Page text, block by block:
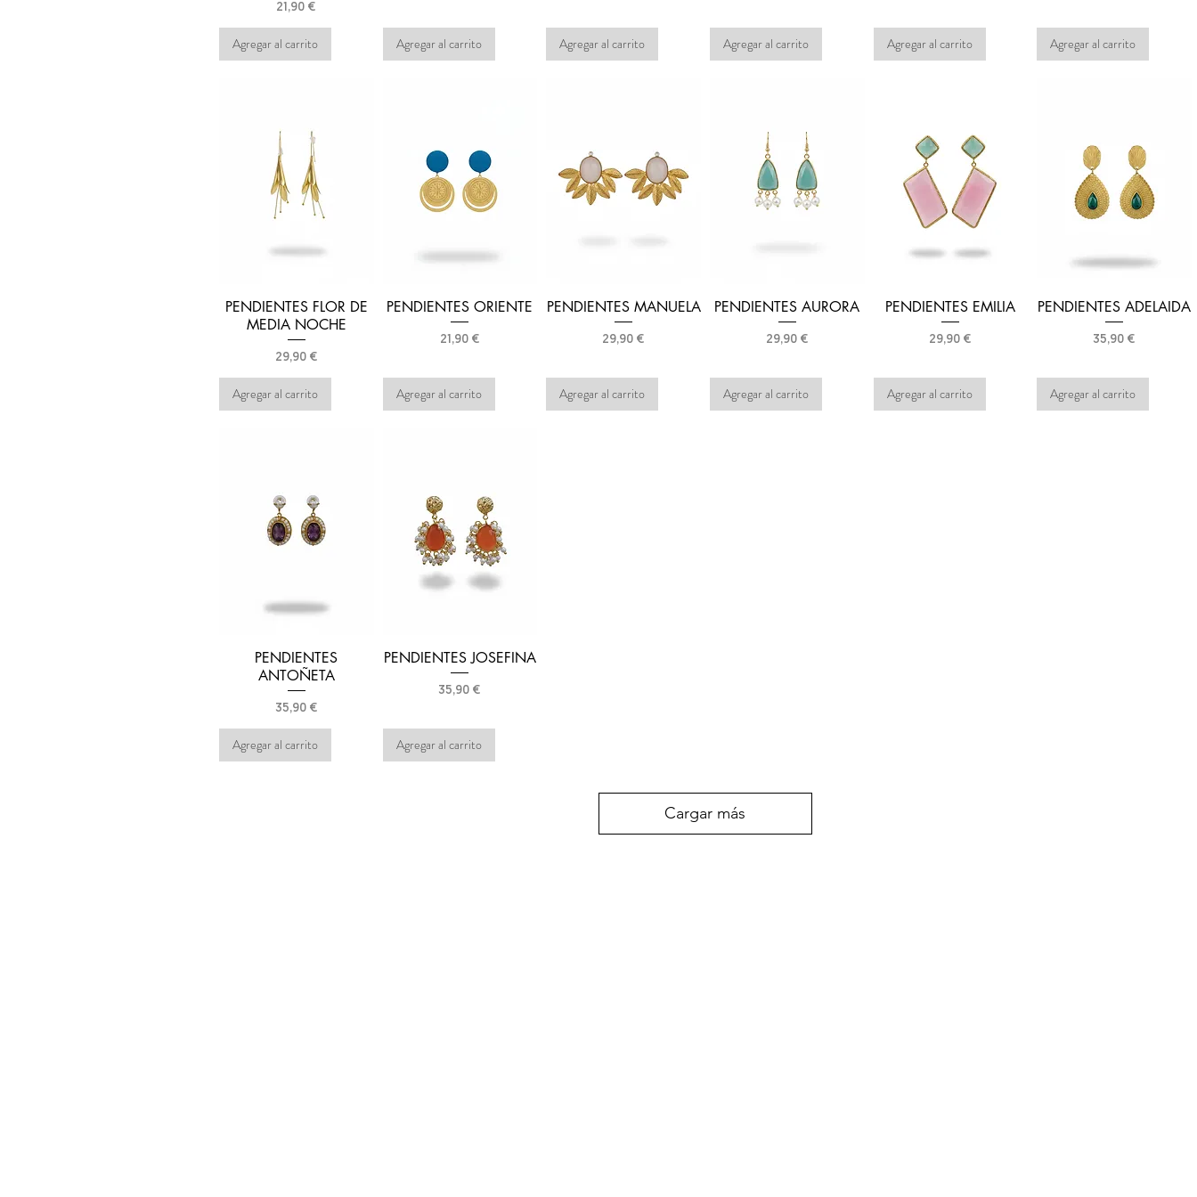
Precio
21,90 €
Agregar al carrito Agregar al carrito Agregar al carrito Agregar al carrito Agregar al carrito Agregar al carrito
PENDIENTES FLOR DE
MEDIA NOCHE
Precio
29,90 €
Agregar al carrito
PENDIENTES ORIENTE
Precio
21,90 €
Agregar al carrito
PENDIENTES MANUELA
Precio
29,90 €
Agregar al carrito
PENDIENTES AURORA
Precio
29,90 €
Agregar al carrito
PENDIENTES EMILIA
Precio
29,90 €
Agregar al carrito
PENDIENTES ADELAIDA
Precio
35,90 €
Agregar al carrito
PENDIENTES
ANTOÑETA
Precio
35,90 €
Agregar al carrito
PENDIENTES JOSEFINA
Precio
35,90 €
Agregar al carrito
Cargar más